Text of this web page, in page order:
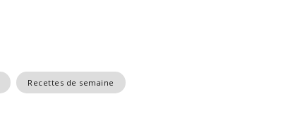
Recettes de semaine